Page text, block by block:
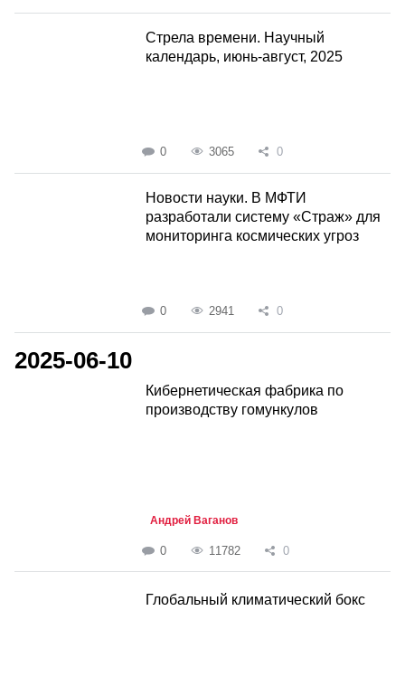
Стрела времени. Научный
календарь, июнь-август, 2025
0 3065 0
Новости науки. В МФТИ
разработали систему «Страж» для
мониторинга космических угроз
0 2941 0
2025-06-10
Кибернетическая фабрика по
производству гомункулов
Андрей Ваганов
0 11782 0
Глобальный климатический бокс